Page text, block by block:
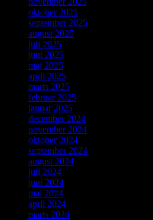
oktober 2025
september 2025
august 2025
juli 2025
juni 2025
maj 2025
april 2025
marts 2025
februar 2025
januar 2025
december 2024
november 2024
oktober 2024
september 2024
august 2024
juli 2024
juni 2024
maj 2024
april 2024
marts 2024